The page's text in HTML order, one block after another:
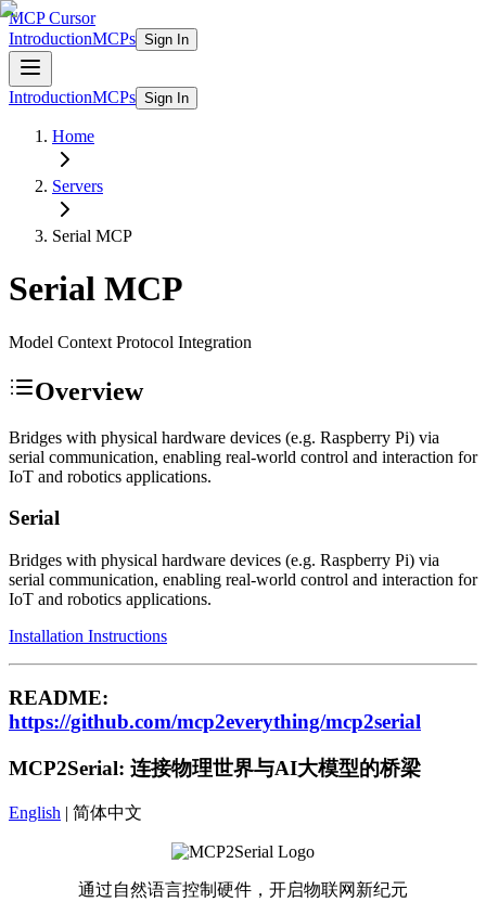
MCP Cursor
IntroductionMCPs Sign In
IntroductionMCPs Sign In
Home
Servers
Serial MCP
Serial MCP
Model Context Protocol Integration
Overview
Bridges with physical hardware devices (e.g. Raspberry Pi) via
serial communication, enabling real-world control and interaction for
IoT and robotics applications.
Serial
Bridges with physical hardware devices (e.g. Raspberry Pi) via
serial communication, enabling real-world control and interaction for
IoT and robotics applications.
Installation Instructions
README:
https://github.com/mcp2everything/mcp2serial
MCP2Serial: 连接物理世界与AI大模型的桥梁
English | 简体中文
通过自然语言控制硬件，开启物联网新纪元